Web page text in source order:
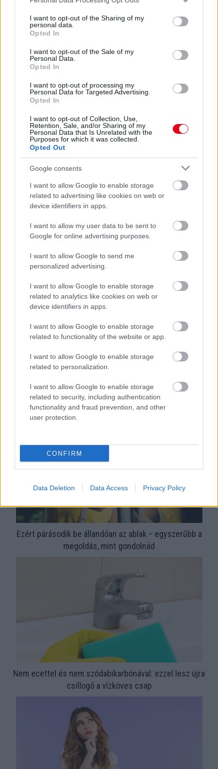
not limited to your visit or usage behaviour. You may click to
grant or deny consent to Google and its third-party tags to
use your data for below specified purposes in below Google
consent section.
I want to opt-out of the Sharing of my
personal data.
Opted In
I want to opt-out of the Sale of my
Personal Data.
Opted In
I want to opt-out of processing my
Personal Data for Targeted Advertising.
Opted In
I want to opt-out of Collection, Use,
Retention, Sale, and/or Sharing of my
Personal Data that Is Unrelated with the
Purposes for which it was collected.
Opted Out
Google consents
I want to allow Google to enable storage
related to advertising like cookies on web or
device identifiers in apps.
I want to allow my user data to be sent to
Google for online advertising purposes.
I want to allow Google to send me
personalized advertising.
I want to allow Google to enable storage
related to analytics like cookies on web or
device identifiers in apps.
I want to allow Google to enable storage
related to functionality of the website or app.
I want to allow Google to enable storage
related to personalization.
I want to allow Google to enable storage
related to security, including authentication
functionality and fraud prevention, and other
user protection.
CONFIRM
Data Deletion Data Access Privacy Policy
NEM A CITROMSAV, AZ ECET VAGY A
SZÓDABIKARBÓNA A LEGERŐSEBB: EZT HASZNÁLJÁK A
SZÁLLODÁKBAN A VÍZKŐ ELLEN
Ez a szer tényleg eltünteti a vízkövet
24 ÓRA TOVÁBBI HÍREI
24 óra
Ha ezt érzed evés után, a szervezeted fontos dologra
próbál figyelmeztetni
Orvos figyelmeztet: ezt az apró reggeli tünetet ne
söpörd a szőnyeg alá
Ezért párásodik be állandóan az ablak – egyszerűbb a
megoldás, mint gondolnád
Nem ecettel és nem szódabikarbónával: ezzel lesz újra
csillogó a vízköves csap